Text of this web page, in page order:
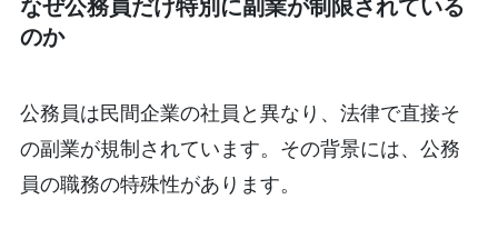
なぜ公務員だけ特別に副業が制限されている
のか
公務員は民間企業の社員と異なり、法律で直接そ
の副業が規制されています。その背景には、公務
員の職務の特殊性があります。